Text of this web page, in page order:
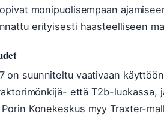
monipuolisempaan
erityisesti haasteelliseen
on suunniteltu vaativaan
että T2b-
Konekeskus myy Traxter-